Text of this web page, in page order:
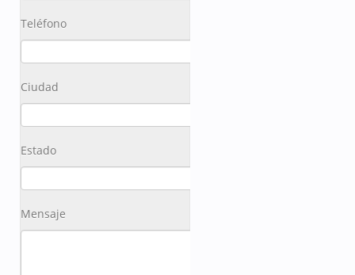
Teléfono
Ciudad
Estado
Mensaje